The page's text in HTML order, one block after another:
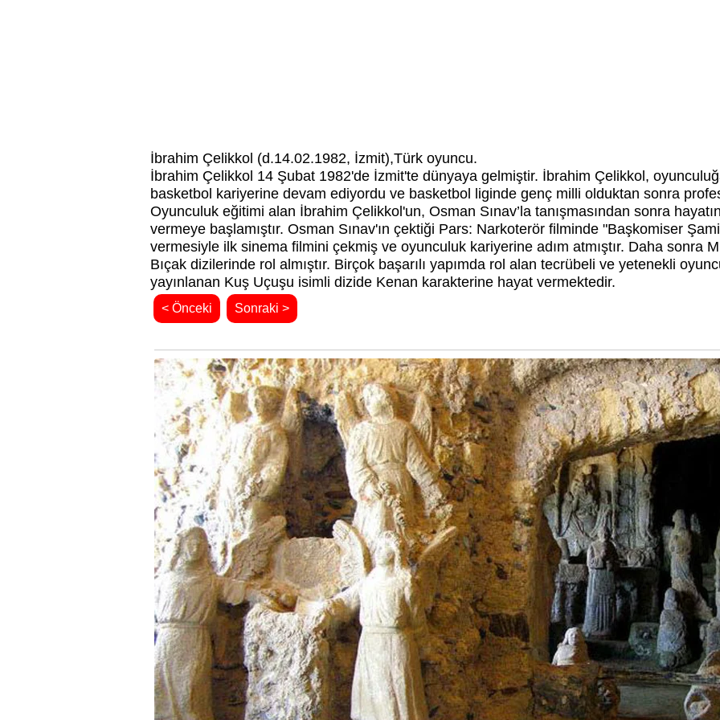
İbrahim Çelikkol (d.14.02.1982, İzmit),Türk oyuncu.
İbrahim Çelikkol 14 Şubat 1982'de İzmit'te dünyaya gelmiştir. İbrahim Çelikkol,
basketbol kariyerine devam ediyordu ve basketbol liginde genç milli olduktan sonra
Oyunculuk eğitimi alan İbrahim Çelikkol'un, Osman Sınav’la tanışmasından sonra
vermeye başlamıştır. Osman Sınav'ın çektiği Pars: Narkoterör filminde "Başkomiser
vermesiyle ilk sinema filmini çekmiş ve oyunculuk kariyerine adım atmıştır. Daha sonra
Bıçak dizilerinde rol almıştır. Birçok başarılı yapımda rol alan tecrübeli ve yetenekli
yayınlanan Kuş Uçuşu isimli dizide Kenan karakterine hayat vermektedir.
< Önceki Sonraki >